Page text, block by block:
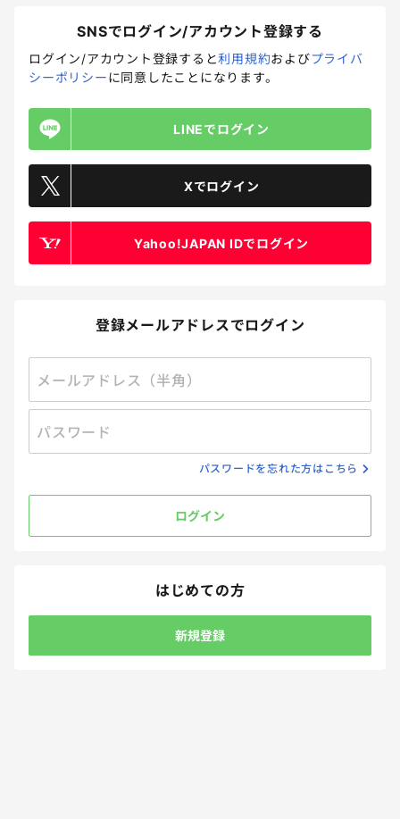
てる？リアルな管理方法を教えて！
回答受付中
SNSでログイン/アカウント登録する
ログイン/アカウント登録すると利用規約およびプライバ
シーポリシーに同意したことになります。
LINEでログイン
Xでログイン
Yahoo!JAPAN IDでログイン
登録メールアドレスでログイン
メールアドレス（半角）
パスワード
パスワードを忘れた方はこちら
ログイン
はじめての方
新規登録